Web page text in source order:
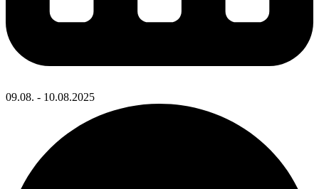
09.08. - 10.08.2025